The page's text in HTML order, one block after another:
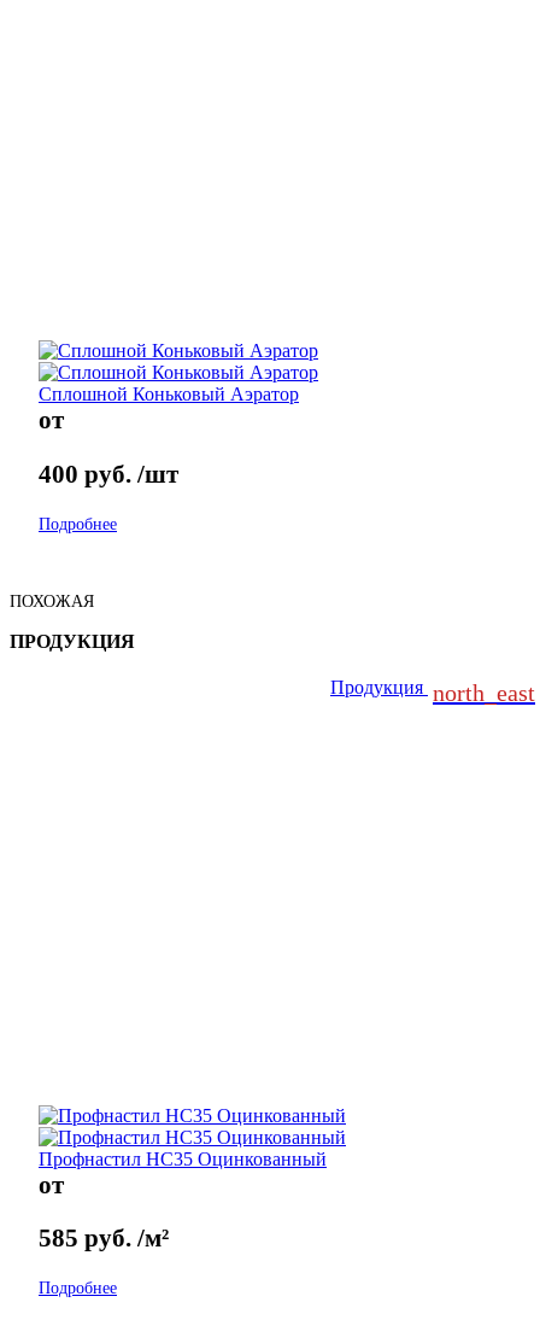
Сплошной Коньковый Аэратор
от
400 руб. /шт
Подробнее
ПОХОЖАЯ
ПРОДУКЦИЯ
Продукция north_east
Профнастил НС35 Оцинкованный
от
585 руб. /м²
Подробнее